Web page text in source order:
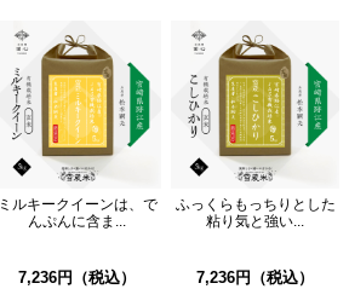
ミルキークイーンは、で
んぷんに含ま...
7,236円（税込）
ふっくらもっちりとした
粘り気と強い...
7,236円（税込）